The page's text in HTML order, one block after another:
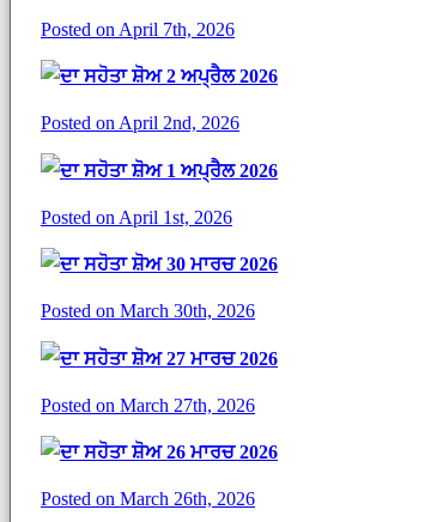
Posted on April 7th, 2026
ਦਾ ਸਹੋਤਾ ਸ਼ੋਅ 2 ਅਪ੍ਰੈਲ 2026
Posted on April 2nd, 2026
ਦਾ ਸਹੋਤਾ ਸ਼ੋਅ 1 ਅਪ੍ਰੈਲ 2026
Posted on April 1st, 2026
ਦਾ ਸਹੋਤਾ ਸ਼ੋਅ 30 ਮਾਰਚ 2026
Posted on March 30th, 2026
ਦਾ ਸਹੋਤਾ ਸ਼ੋਅ 27 ਮਾਰਚ 2026
Posted on March 27th, 2026
ਦਾ ਸਹੋਤਾ ਸ਼ੋਅ 26 ਮਾਰਚ 2026
Posted on March 26th, 2026